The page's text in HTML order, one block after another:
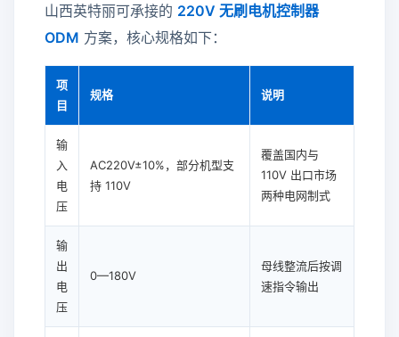
山西英特丽可承接的 220V 无刷电机控制器
ODM 方案，核心规格如下：
项
目
规格 说明
输
入
电
压
AC220V±10%，部分机型支
持 110V
覆盖国内与
110V 出口市场
两种电网制式
输
出
电
压
0—180V
母线整流后按调
速指令输出